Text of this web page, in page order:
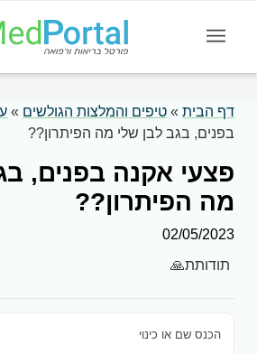
דף הבית» טיפים והמלצות הגולשים »
בפנים, בגב לבן שלי מה הפיתרון??
פצעי אקנה בפנים,
מה הפיתרון??
02/05/2023
תודותת🙏